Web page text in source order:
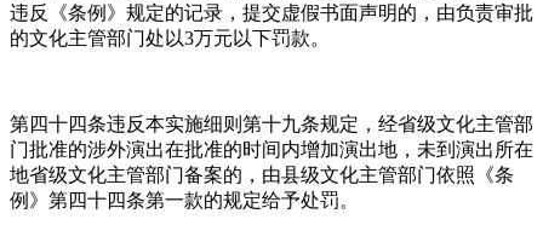
违反《条例》规定的记录，提交虚假书面声明的，由负责审批
的文化主管部门处以3万元以下罚款。
第四十四条违反本实施细则第十九条规定，经省级文化主管部
门批准的涉外演出在批准的时间内增加演出地，未到演出所在
地省级文化主管部门备案的，由县级文化主管部门依照《条
例》第四十四条第一款的规定给予处罚。